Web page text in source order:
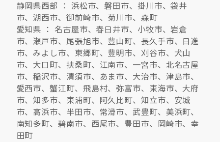
静岡県西部 ： 浜松市、磐田市、掛川市、袋井
市、湖西市、御前崎市、菊川市、森町
愛知県 ： 名古屋市、春日井市、小牧市、岩倉
市、瀬戸市、尾張旭市、豊山町、長久手市、日進
市、みよし市、東郷町、豊明市、刈谷市、犬山
市、大口町、扶桑町、江南市、一宮市、北名古屋
市、稲沢市、清須市、あま市、大治市、津島市、
愛西市、蟹江町、飛島村、弥富市、東海市、大府
市、知多市、東浦町、阿久比町、知立市、安城
市、高浜市、半田市、常滑市、武豊町、美浜町、
南知多町、碧南市、西尾市、豊田市、岡崎市、幸
田町